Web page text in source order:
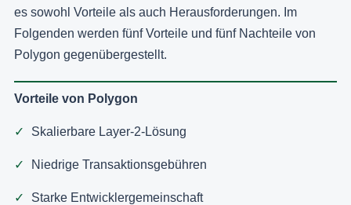
es sowohl Vorteile als auch Herausforderungen. Im
Folgenden werden fünf Vorteile und fünf Nachteile von
Polygon gegenübergestellt.
Vorteile von Polygon
Skalierbare Layer-2-Lösung
Niedrige Transaktionsgebühren
Starke Entwicklergemeinschaft